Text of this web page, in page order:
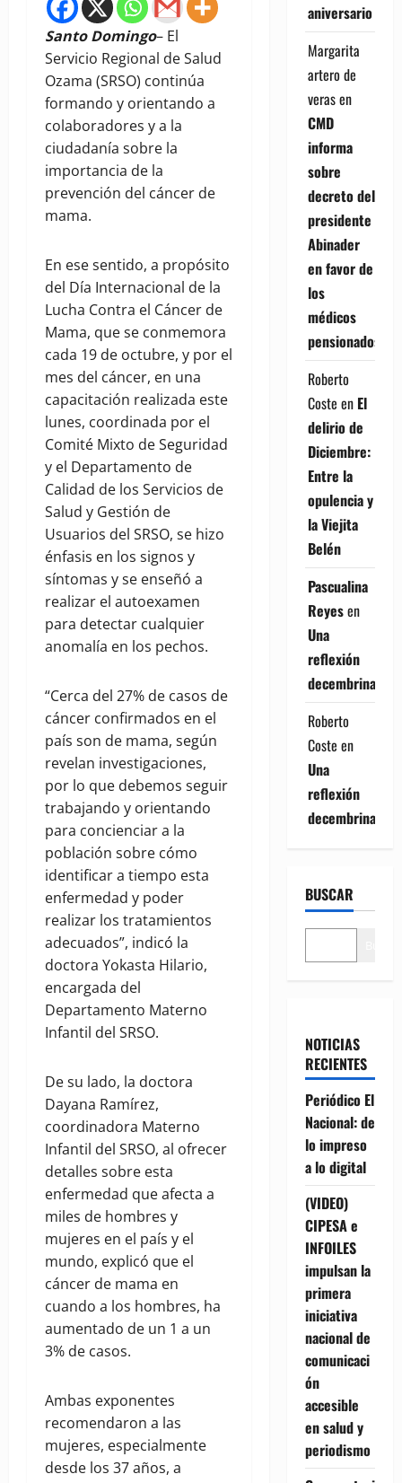
Santo Domingo– El
Servicio Regional de Salud
Ozama (SRSO) continúa
formando y orientando a
colaboradores y a la
ciudadanía sobre la
importancia de la
prevención del cáncer de
mama.
En ese sentido, a propósito
del Día Internacional de la
Lucha Contra el Cáncer de
Mama, que se conmemora
cada 19 de octubre, y por el
mes del cáncer, en una
capacitación realizada este
lunes, coordinada por el
Comité Mixto de Seguridad
y el Departamento de
Calidad de los Servicios de
Salud y Gestión de
Usuarios del SRSO, se hizo
énfasis en los signos y
síntomas y se enseñó a
realizar el autoexamen
para detectar cualquier
anomalía en los pechos.
“Cerca del 27% de casos de
cáncer confirmados en el
país son de mama, según
revelan investigaciones,
por lo que debemos seguir
trabajando y orientando
para concienciar a la
población sobre cómo
identificar a tiempo esta
enfermedad y poder
realizar los tratamientos
adecuados”, indicó la
doctora Yokasta Hilario,
encargada del
Departamento Materno
Infantil del SRSO.
De su lado, la doctora
Dayana Ramírez,
coordinadora Materno
Infantil del SRSO, al ofrecer
detalles sobre esta
enfermedad que afecta a
miles de hombres y
mujeres en el país y el
mundo, explicó que el
cáncer de mama en
cuando a los hombres, ha
aumentado de un 1 a un
3% de casos.
Ambas exponentes
recomendaron a las
mujeres, especialmente
desde los 37 años, a
aniversario
Margarita
artero de
verasen
CMD
informa
sobre
decreto del
presidente
Abinader
en favor de
los
médicos
pensionados
Roberto
Coste en El
delirio de
Diciembre:
Entre la
opulencia y
la Viejita
Belén
Pascualina
Reyesen
Una
reflexión
decembrina
Roberto
Coste en
Una
reflexión
decembrina
BUSCAR
NOTICIAS
RECIENTES
Periódico El
Nacional: de
lo impreso
a lo digital
(VIDEO)
CIPESA e
INFOILES
impulsan la
primera
iniciativa
nacional de
comunicaci
ón
accesible
en salud y
periodismo